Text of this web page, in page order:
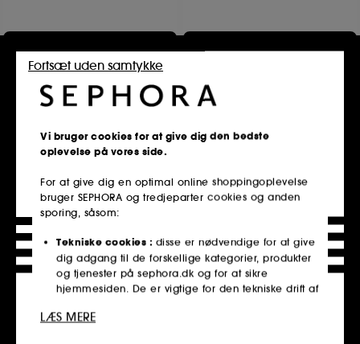
Tilføj til indkøbskurv Tilføj til indkøbskurv
SEPHORA COLLECTION
Colorful Summer Time Set
Sæt til sommerforberedelse
229,00 KR
Only at Sephora**
SEPHORA COLLECTION
Summer Skin Glow
Ansigtspleje-sæt
119,00 KR
Only at Sephora**
Vi bruger cookies for at give dig den bedste
oplevelse på vores side.
For at give dig en optimal online shoppingoplevelse
bruger SEPHORA og tredjeparter cookies og anden
sporing, såsom:
Tekniske cookies : disse er nødvendige for at give
dig adgang til de forskellige kategorier, produkter
og tjenester på sephora.dk og for at sikre
hjemmesiden. De er vigtige for den tekniske drift af
Fortsæt uden samtykke
LÆS MERE